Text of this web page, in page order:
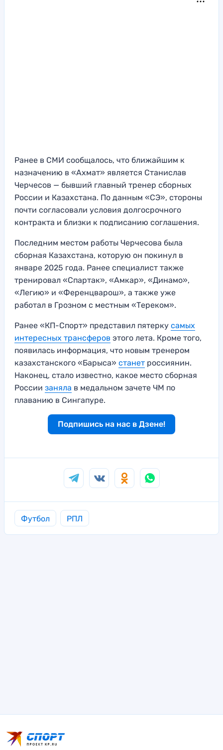
Ранее в СМИ сообщалось, что ближайшим к
назначению в «Ахмат» является Станислав
Черчесов — бывший главный тренер сборных
России и Казахстана. По данным «СЭ», стороны
почти согласовали условия долгосрочного
контракта и близки к подписанию соглашения.
Последним местом работы Черчесова была
сборная Казахстана, которую он покинул в
январе 2025 года. Ранее специалист также
тренировал «Спартак», «Амкар», «Динамо»,
«Легию» и «Ференцварош», а также уже
работал в Грозном с местным «Тереком».
Ранее «КП-Спорт» представил пятерку самых
интересных трансферов этого лета. Кроме того,
появилась информация, что новым тренером
казахстанского «Барыса» станет россиянин.
Наконец, стало известно, какое место сборная
России заняла в медальном зачете ЧМ по
плаванию в Сингапуре.
Подпишись на нас в Дзене!
Футбол РПЛ